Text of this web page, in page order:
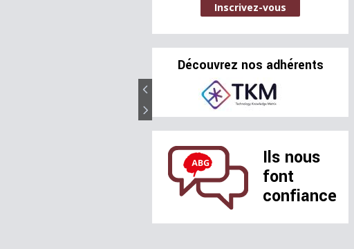
Inscrivez-vous
Découvrez nos adhérents
Ils nous
font
confiance